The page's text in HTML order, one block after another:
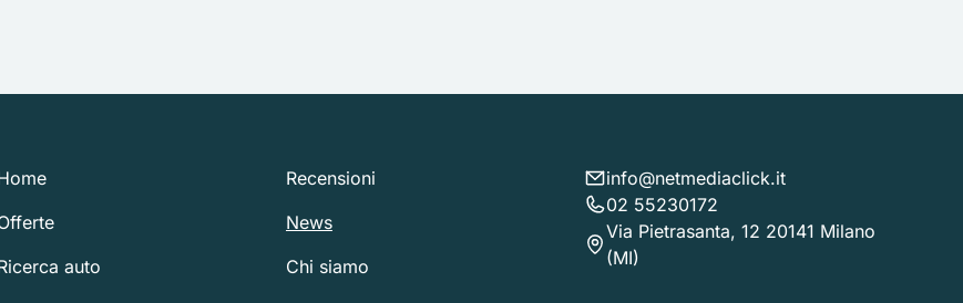
auto
Recensioni
News
Chi siamo
info@netmediaclick.it
02 55230172
Via Pietrasanta, 12 20141 Milano
(MI)